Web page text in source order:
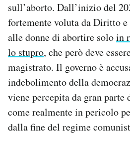
sull’aborto. Dall’inizio del
fortemente voluta da Diritto
alle donne di abortire soloin
lo stupro, che però deve
magistrato. Il governo è
indebolimento della
viene percepita da gran parte
come realmente in pericolo
dalla fine del regime